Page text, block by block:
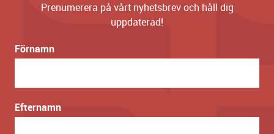
Prenumerera på vårt nyhetsbrev och håll dig
uppdaterad!
Förnamn
Efternamn